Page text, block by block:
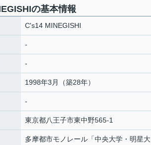
の基本情報
C's14 MINEGISHI
-
-
1998年3月（築28年）
-
東京都八王子市東中野565-1
多摩都市モノレール 「中央大学・明星大